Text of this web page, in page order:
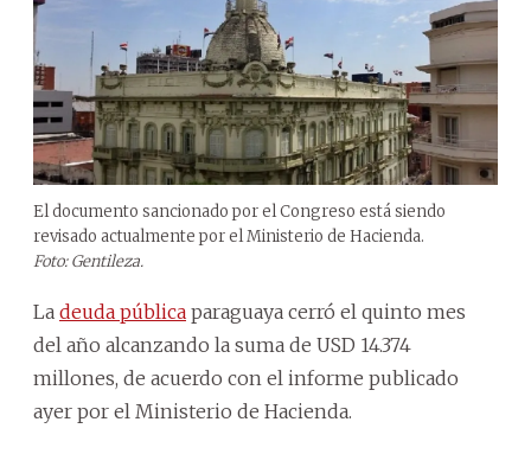
El documento sancionado por el Congreso está siendo
revisado actualmente por el Ministerio de Hacienda.
Foto: Gentileza.
La deuda pública paraguaya cerró el quinto mes
del año alcanzando la suma de USD 14.374
millones, de acuerdo con el informe publicado
ayer por el Ministerio de Hacienda.